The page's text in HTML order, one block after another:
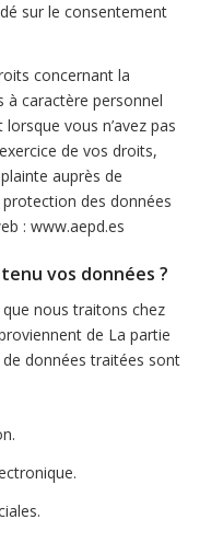
sur le consentement
concernant la
caractère personnel
vous n’avez pas
de vos droits,
auprès de
des données
: www.aepd.es
vos données ?
nous traitons chez
de La partie
données traitées sont